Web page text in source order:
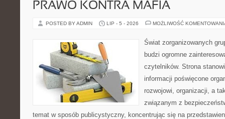
PRAWO KONTRA MAFIA
POSTED BY ADMIN LIP - 5 - 2026 MOŻLIWOŚĆ
Świat zorganizowanych
budzi ogromne
czytelników. Strona
informacji poświęcone
rozwojowi, organizacji, a
związanym z
temat w sposób publicystyczny, koncentrując się na